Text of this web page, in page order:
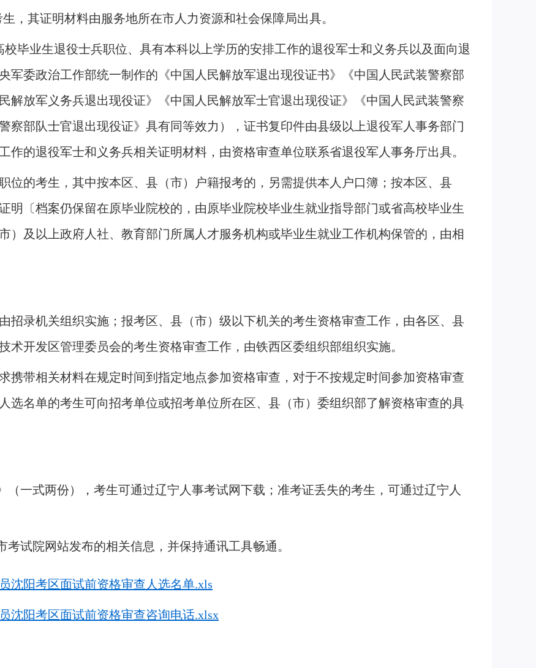
，其证明材料由服务地所在市人力资源和社会保障局出具。
毕业生退役士兵职位、具有本科以上学历的安排工作的退役军士和义务兵以及面向退
军委政治工作部统一制作的《中国人民解放军退出现役证书》《中国人民武装警察部
解放军义务兵退出现役证》《中国人民解放军士官退出现役证》《中国人民武装警察
察部队士官退出现役证》具有同等效力），证书复印件由县级以上退役军人事务部门
作的退役军士和义务兵相关证明材料，由资格审查单位联系省退役军人事务厅出具。
位的考生，其中按本区、县（市）户籍报考的，另需提供本人户口簿；按本区、县
明〔档案仍保留在原毕业院校的，由原毕业院校毕业生就业指导部门或省高校毕业生
）及以上政府人社、教育部门所属人才服务机构或毕业生就业工作机构保管的，由相
招录机关组织实施；报考区、县（市）级以下机关的考生资格审查工作，由各区、县
术开发区管理委员会的考生资格审查工作，由铁西区委组织部组织实施。
携带相关材料在规定时间到指定地点参加资格审查，对于不按规定时间参加资格审查
选名单的考生可向招考单位或招考单位所在区、县（市）委组织部了解资格审查的具
（一式两份），考生可通过辽宁人事考试网下载；准考证丢失的考生，可通过辽宁人
试院网站发布的相关信息，并保持通讯工具畅通。
沈阳考区面试前资格审查人选名单.xls
沈阳考区面试前资格审查咨询电话.xlsx